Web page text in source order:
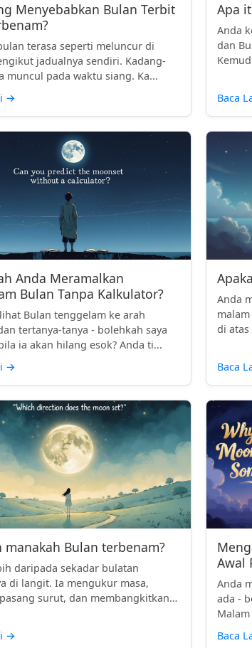
Menyebabkan Bulan Terbit
terasa seperti meluncur di
jadualnya sendiri. Kadang-
muncul pada waktu siang. Ka...
→
Apa
Anda
dan
Baca
Anda Meramalkan
Bulan Tanpa Kalkulator?
Bulan tenggelam ke arah
tertanya-tanya - bolehkah saya
ia akan hilang esok? Anda ti...
→
Anda
di
Baca
manakah Bulan terbenam?
daripada sekadar bulatan
di langit. Ia mengukur masa,
surut, dan membangkitkan
→
Awal
Anda
ada -
Baca